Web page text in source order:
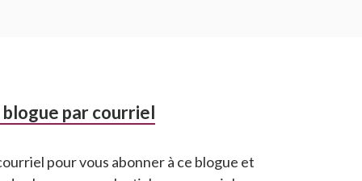
par courriel
pour vous abonner à ce blogue et